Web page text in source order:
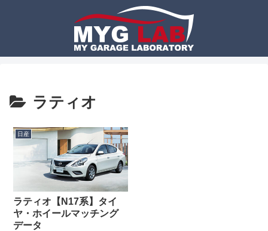
ラティオ
日産
ラティオ【N17系】タイ
ヤ・ホイールマッチング
データ